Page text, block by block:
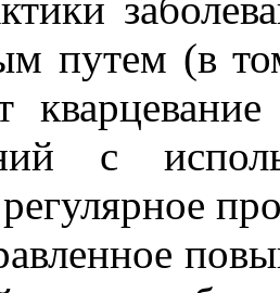
путем (в
с
регулярное